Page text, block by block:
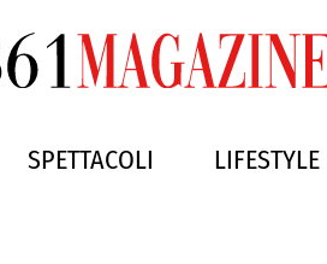
SPETTACOLI LIFESTYLE